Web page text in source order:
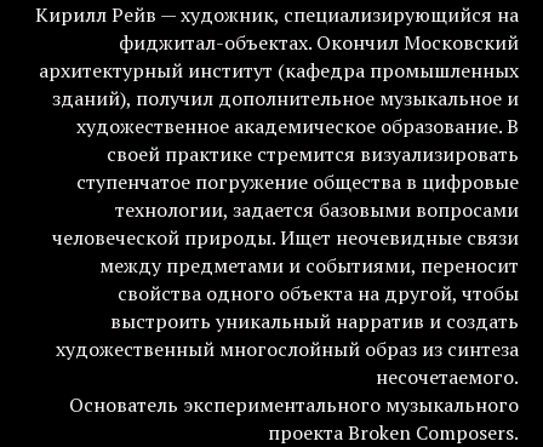
Кирилл Рейв — художник, специализирующийся на
фиджитал-объектах. Окончил Московский
архитектурный институт (кафедра промышленных
зданий), получил дополнительное музыкальное и
художественное академическое образование. В
своей практике стремится визуализировать
ступенчатое погружение общества в цифровые
технологии, задается базовыми вопросами
человеческой природы. Ищет неочевидные связи
между предметами и событиями, переносит
свойства одного объекта на другой, чтобы
выстроить уникальный нарратив и создать
художественный многослойный образ из синтеза
несочетаемого.
Основатель экспериментального музыкального
проекта Broken Composers.